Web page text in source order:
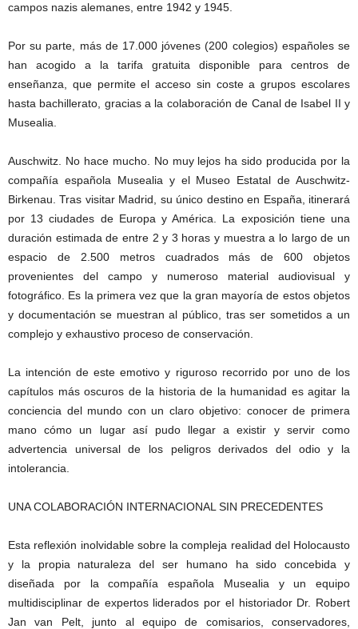
campos nazis alemanes, entre 1942 y 1945.
Por su parte, más de 17.000 jóvenes (200 colegios) españoles se
han acogido a la tarifa gratuita disponible para centros de
enseñanza, que permite el acceso sin coste a grupos escolares
hasta bachillerato, gracias a la colaboración de Canal de Isabel II y
Musealia.
Auschwitz. No hace mucho. No muy lejos ha sido producida por la
compañía española Musealia y el Museo Estatal de Auschwitz-
Birkenau. Tras visitar Madrid, su único destino en España, itinerará
por 13 ciudades de Europa y América. La exposición tiene una
duración estimada de entre 2 y 3 horas y muestra a lo largo de un
espacio de 2.500 metros cuadrados más de 600 objetos
provenientes del campo y numeroso material audiovisual y
fotográfico. Es la primera vez que la gran mayoría de estos objetos
y documentación se muestran al público, tras ser sometidos a un
complejo y exhaustivo proceso de conservación.
La intención de este emotivo y riguroso recorrido por uno de los
capítulos más oscuros de la historia de la humanidad es agitar la
conciencia del mundo con un claro objetivo: conocer de primera
mano cómo un lugar así pudo llegar a existir y servir como
advertencia universal de los peligros derivados del odio y la
intolerancia.
UNA COLABORACIÓN INTERNACIONAL SIN PRECEDENTES
Esta reflexión inolvidable sobre la compleja realidad del Holocausto
y la propia naturaleza del ser humano ha sido concebida y
diseñada por la compañía española Musealia y un equipo
multidisciplinar de expertos liderados por el historiador Dr. Robert
Jan van Pelt, junto al equipo de comisarios, conservadores,